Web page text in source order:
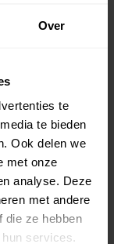
Over
te
te bieden
Ook delen we
met onze
analyse. Deze
met andere
die ze hebben
services.